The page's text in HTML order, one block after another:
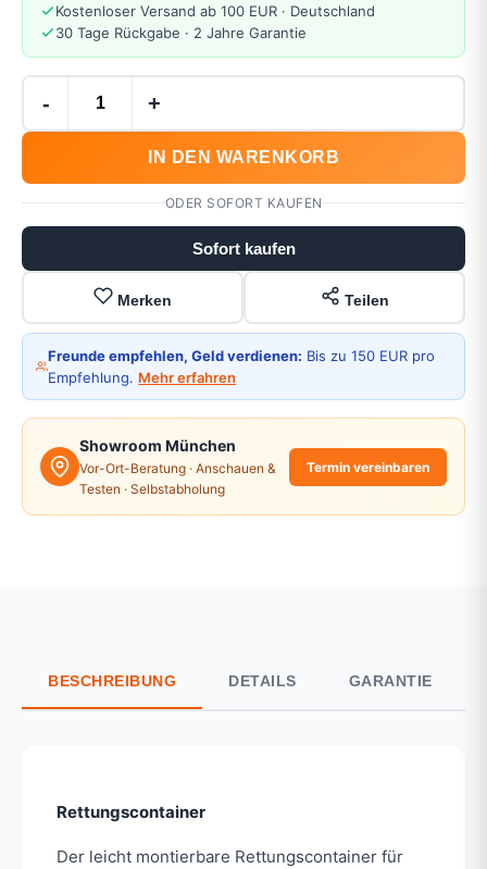
Kostenloser Versand ab 100 EUR · Deutschland
30 Tage Rückgabe · 2 Jahre Garantie
- +
IN DEN WARENKORB
ODER SOFORT KAUFEN
Sofort kaufen
Merken Teilen
Freunde empfehlen, Geld verdienen: Bis zu 150 EUR pro
Empfehlung. Mehr erfahren
Showroom München
Vor-Ort-Beratung · Anschauen &
Testen · Selbstabholung
Termin vereinbaren
BESCHREIBUNG DETAILS GARANTIE
Rettungscontainer
Der leicht montierbare Rettungscontainer für